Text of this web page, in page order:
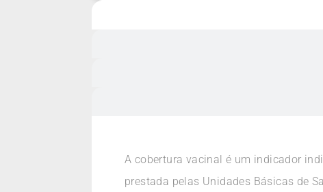
A cobertura vacinal é um indicador
prestada pelas Unidades Básicas de